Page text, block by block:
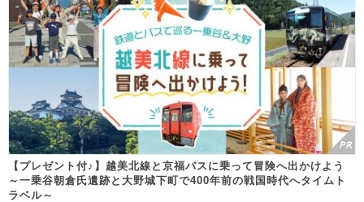
【プレゼント付♪】越美北線と京福バスに乗って冒険へ出かけよう
～一乗谷朝倉氏遺跡と大野城下町で400年前の戦国時代へタイムト
ラベル～